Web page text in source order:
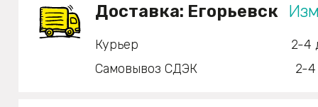
Доставка: Егорьевск
Курьер
2-4
Самовывоз СДЭК
2-4